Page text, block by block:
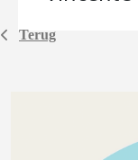
Terug